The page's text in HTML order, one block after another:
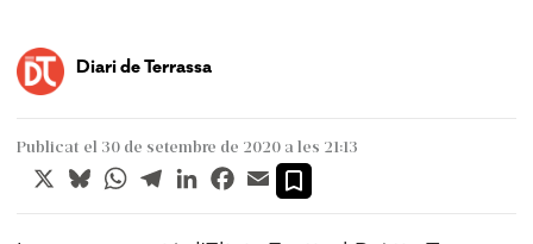
Diari de Terrassa
Publicat el 30 de setembre de 2020 a les 21:13
X BlueskyWhatsApp
TelegramLinkedInFacebook
Email